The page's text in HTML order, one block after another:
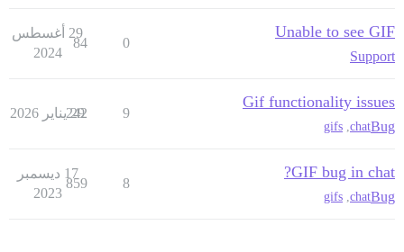
Unable to see GIF
Support
0
84
29 أغسطس
2024
Gif functionality issues
Bug
chat
,
gifs
9
242
29 يناير 2026
GIF bug in chat?
Bug
chat
,
gifs
8
859
17 ديسمبر
2023